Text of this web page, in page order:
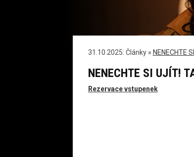
31.10.2025: Články » NENECHTE
NENECHTE SI UJÍT!
Rezervace vstupenek